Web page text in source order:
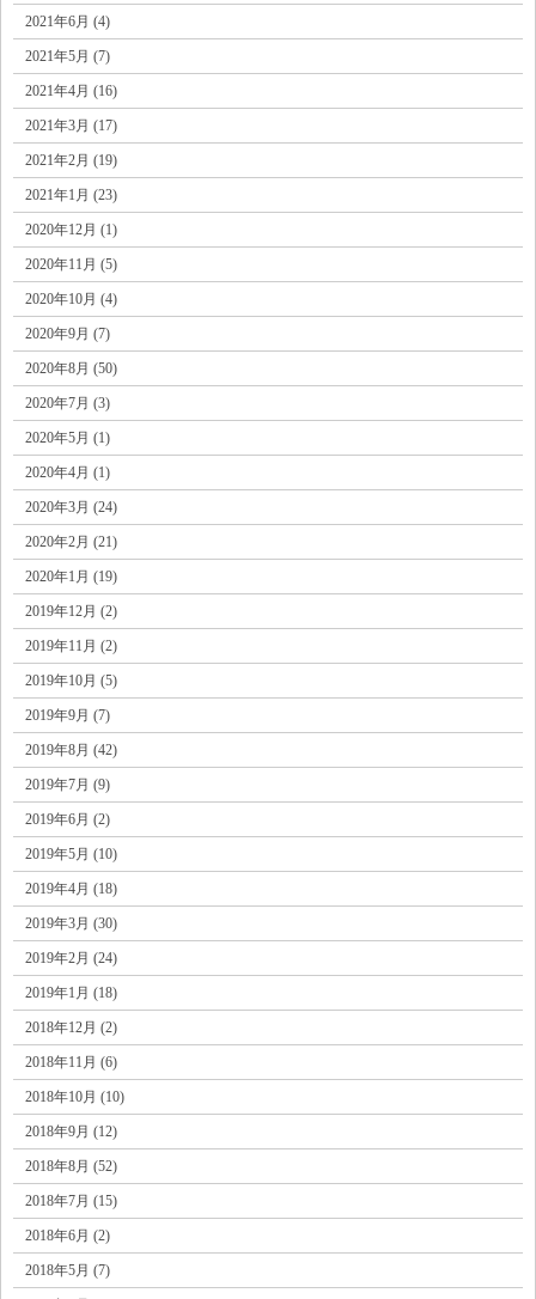
2021年6月 (4)
2021年5月 (7)
2021年4月 (16)
2021年3月 (17)
2021年2月 (19)
2021年1月 (23)
2020年12月 (1)
2020年11月 (5)
2020年10月 (4)
2020年9月 (7)
2020年8月 (50)
2020年7月 (3)
2020年5月 (1)
2020年4月 (1)
2020年3月 (24)
2020年2月 (21)
2020年1月 (19)
2019年12月 (2)
2019年11月 (2)
2019年10月 (5)
2019年9月 (7)
2019年8月 (42)
2019年7月 (9)
2019年6月 (2)
2019年5月 (10)
2019年4月 (18)
2019年3月 (30)
2019年2月 (24)
2019年1月 (18)
2018年12月 (2)
2018年11月 (6)
2018年10月 (10)
2018年9月 (12)
2018年8月 (52)
2018年7月 (15)
2018年6月 (2)
2018年5月 (7)